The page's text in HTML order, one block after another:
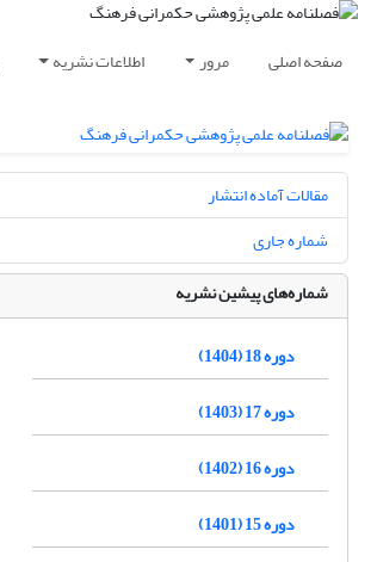
صفحه اصلی مرور اطلاعات نشریه
مقالات آماده انتشار
شماره جاری
شماره‌های پیشین نشریه
دوره 18 (1404)
دوره 17 (1403)
دوره 16 (1402)
دوره 15 (1401)